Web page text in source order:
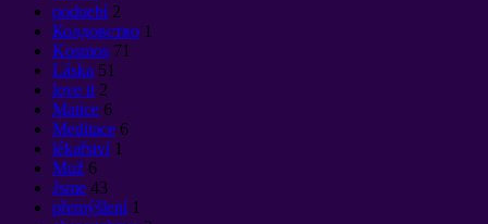
podnebí 2
Колдовство 1
Kosmos 71
Láska 51
love it 2
Matice 6
Meditace 6
lékařství 1
Muž 6
Jsme 43
přemýšlení 1